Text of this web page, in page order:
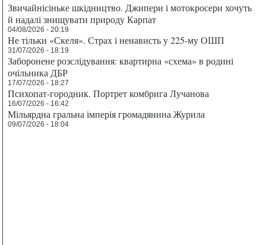
Звичайнісіньке шкідництво. Джипери і мотокросери хочуть
й надалі знищувати природу Карпат
04/08/2026 - 20:19
Не тільки «Скеля». Страх і ненависть у 225-му ОШП
31/07/2026 - 18:19
Заборонене розслідування: квартирна «схема» в родині
очільника ДБР
17/07/2026 - 18:27
Психопат-городник. Портрет комбрига Лучанова
16/07/2026 - 16:42
Мільярдна гральна імперія громадянина Журила
09/07/2026 - 18:04